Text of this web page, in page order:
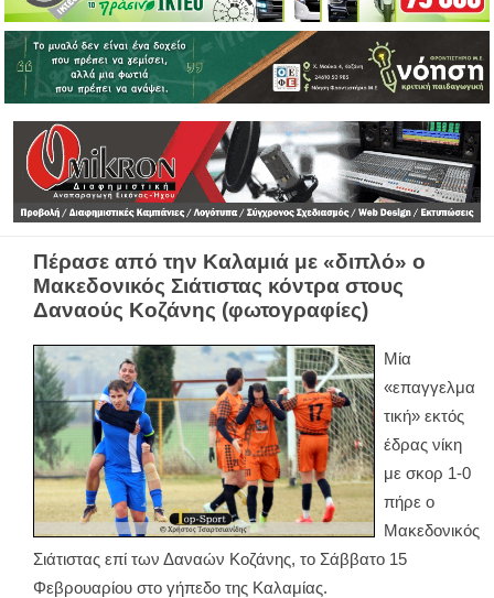
Πέρασε από την Καλαμιά με «διπλό» ο
Μακεδονικός Σιάτιστας κόντρα στους
Δαναούς Κοζάνης (φωτογραφίες)
Μία
«επαγγελμα
τική» εκτός
έδρας νίκη
με σκορ 1-0
πήρε ο
Μακεδονικός
Σιάτιστας επί των Δαναών Κοζάνης, το Σάββατο 15
Φεβρουαρίου στο γήπεδο της Καλαμίας.